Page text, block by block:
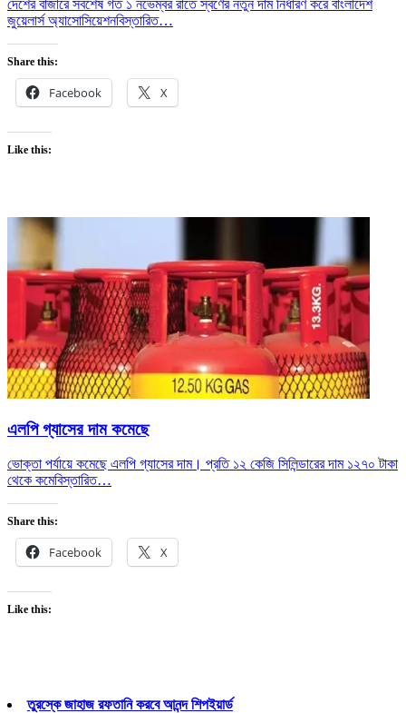
দেশের বাজারে সবশেষ গত ১ নভেম্বর রাতে স্বর্ণের নতুন দাম নির্ধারণ করে বাংলাদেশ
জুয়েলার্স অ্যাসোসিয়েশনবিস্তারিত…
Share this:
Facebook X
Like this:
এলপি গ্যাসের দাম কমেছে
ভোক্তা পর্যায়ে কমেছে এলপি গ্যাসের দাম। প্রতি ১২ কেজি সিলিন্ডারের দাম ১২৭০ টাকা
থেকে কমেবিস্তারিত…
Share this:
Facebook X
Like this:
তুরস্কে জাহাজ রফতানি করবে আনন্দ শিপইয়ার্ড